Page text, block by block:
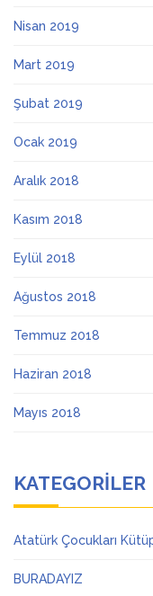
Nisan 2019
Mart 2019
Şubat 2019
Ocak 2019
Aralık 2018
Kasım 2018
Eylül 2018
Ağustos 2018
Temmuz 2018
Haziran 2018
Mayıs 2018
KATEGORILER
Atatürk Çocukları
BURADAYIZ